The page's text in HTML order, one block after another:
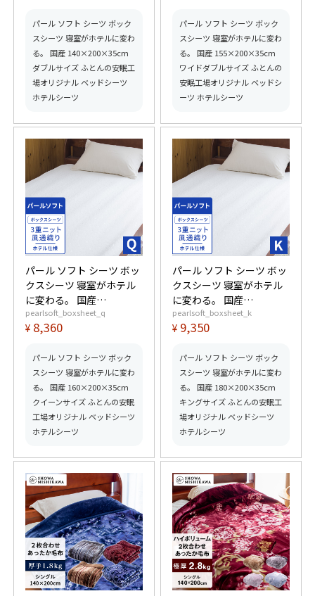
ホテルシーツ
パール ソフト シーツ ボック
スシーツ 寝室がホテルに変わ
る。 国産 140×200×35cm
ダブルサイズ ふとんの安眠工
場オリジナル ベッドシーツ
ホテルシーツ
シーツ ホテルシーツ
パール ソフト シーツ ボック
スシーツ 寝室がホテルに変わ
る。 国産 155×200×35cm
ワイドダブルサイズ ふとんの
安眠工場オリジナル ベッドシ
ーツ ホテルシーツ
パール ソフト シーツ ボッ
クスシーツ 寝室がホテル
に変わる。 国産
160×200×35cm クイー
ンサイズ ふとんの安眠工
ツ ホテルシーツ
pearlsoft_boxsheet_q
¥ 8,360
パール ソフト シーツ ボック
スシーツ 寝室がホテルに変わ
る。 国産 160×200×35cm
クイーンサイズ ふとんの安眠
工場オリジナル ベッドシーツ
ホテルシーツ
パール ソフト シーツ ボッ
クスシーツ 寝室がホテル
に変わる。 国産
180×200×35cm キング
サイズ ふとんの安眠工場
ホテルシーツ
pearlsoft_boxsheet_k
¥ 9,350
パール ソフト シーツ ボック
スシーツ 寝室がホテルに変わ
る。 国産 180×200×35cm
キングサイズ ふとんの安眠工
場オリジナル ベッドシーツ
ホテルシーツ